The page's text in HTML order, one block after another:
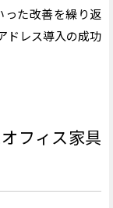
った改善を繰り返
ドレス導入の成功
フィス家具